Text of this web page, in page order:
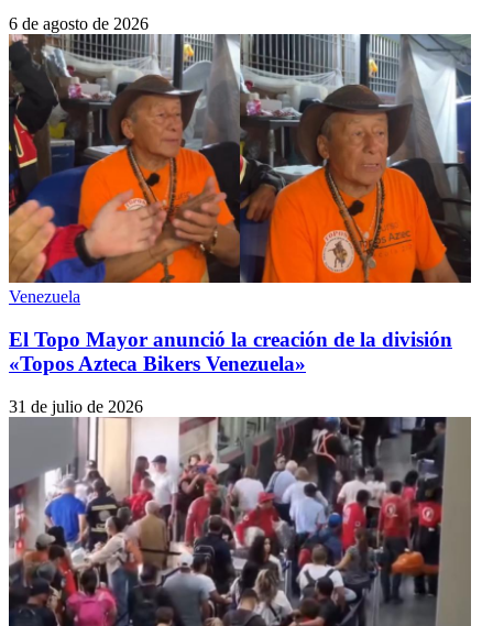
6 de agosto de 2026
Venezuela
El Topo Mayor anunció la creación de la división
«Topos Azteca Bikers Venezuela»
31 de julio de 2026